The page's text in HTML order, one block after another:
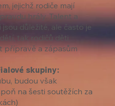
jejichž rodiče mají
hrály. Talent a
důležité, ale často je
tak rodičů děti
a zápasům
skupiny:
budou však
na šesti soutěžích za